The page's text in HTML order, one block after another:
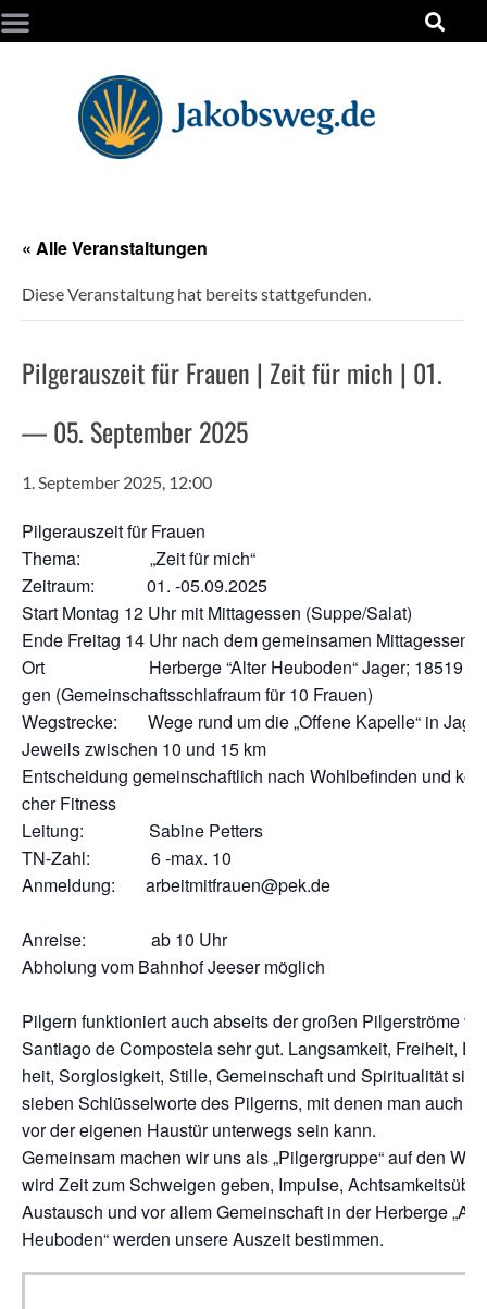
« Alle Veranstaltungen
Diese Veranstaltung hat bereits stattgefunden.
Pilgerauszeit für Frauen | Zeit für mich | 01.
— 05. September 2025
1. September 2025, 12:00
Pilgerauszeit für Frauen
The­ma: „Zeit für mich“
Zeit­raum: 01. ‑05.09.2025
Start Mon­tag 12 Uhr mit Mit­tag­essen (Suppe/Salat)
Ende Frei­tag 14 Uhr nach dem gemein­sa­men Mittagessen
Ort Her­ber­ge “Alter Heu­bo­den“ Jager; 18519
gen (Gemein­schafts­schlaf­raum für 10 Frauen)
Weg­stre­cke: Wege rund um die „Offe­ne Kapel­le“ in Jager
Jeweils zwi­schen 10 und 15 km
Ent­schei­dung gemein­schaft­lich nach Wohl­be­fin­den und
cher Fitness
Lei­tung: Sabi­ne Petters
TN-Zahl: 6 ‑max. 10
Anmel­dung: arbeit­mitfrauen@pek.de
Anrei­se: ab 10 Uhr
Abho­lung vom Bahn­hof Jee­ser möglich
Pil­gern funk­tio­niert auch abseits der gro­ßen Pil­ger­strö­me
Sant­ia­go de Com­pos­te­la sehr gut. Lang­sam­keit, Frei­heit,
heit, Sorg­lo­sig­keit, Stil­le, Gemein­schaft und Spi­ri­tua­li­tät
sie­ben Schlüs­sel­wor­te des Pil­gerns, mit denen man auch
vor der eige­nen Haus­tür unter­wegs sein kann.
Gemein­sam machen wir uns als „Pil­ger­grup­pe“ auf den
wird Zeit zum Schwei­gen geben, Impul­se,
Aus­tausch und vor allem Gemein­schaft in der Her­ber­ge
Heu­bo­den“ wer­den unse­re Aus­zeit bestimmen.